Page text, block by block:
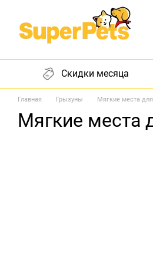
Перейти к основному контенту
Скидки месяца
Главная Грызуны Мягкие места
Мягкие места